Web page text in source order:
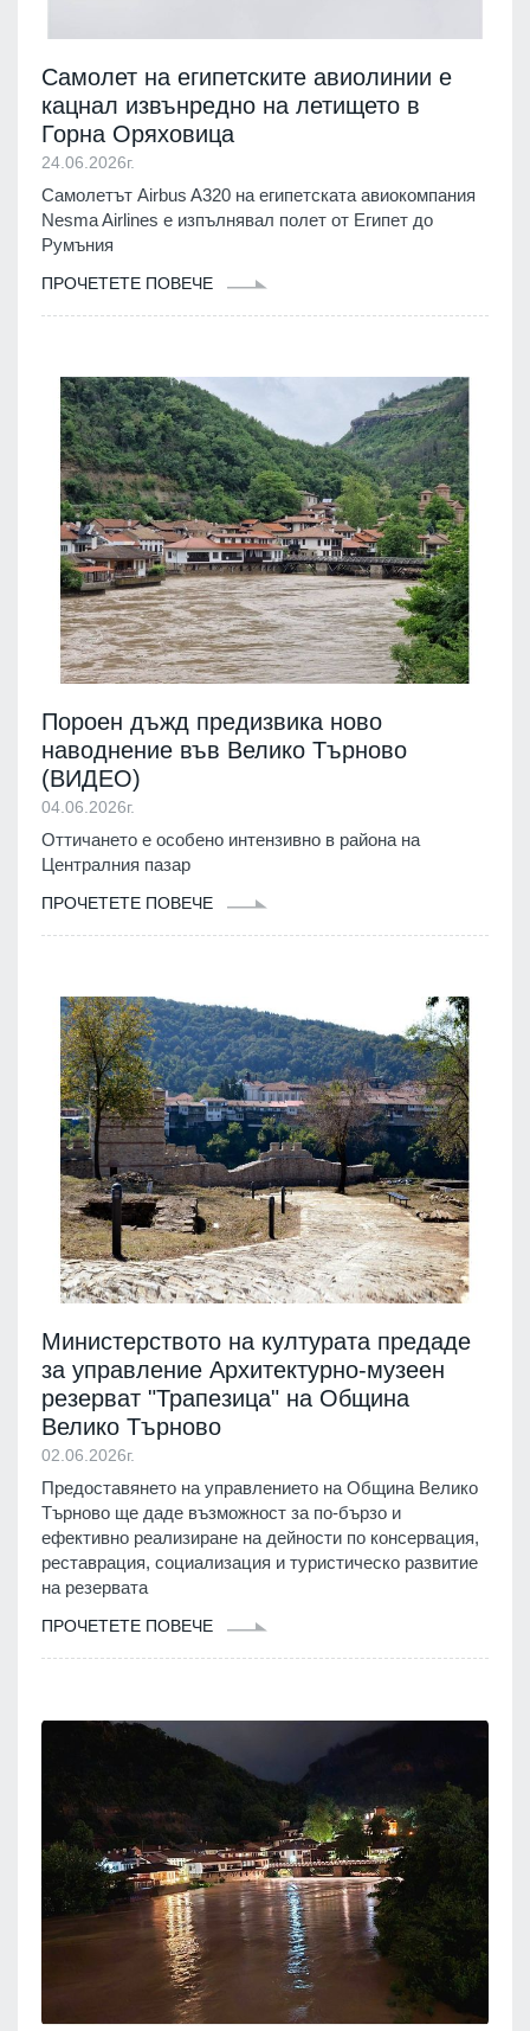
Самолет на египетските авиолинии е
кацнал извънредно на летището в
Горна Оряховица
24.06.2026г.
Самолетът Airbus A320 на египетската авиокомпания
Nesma Airlines е изпълнявал полет от Египет до
Румъния
ПРОЧЕТЕТЕ ПОВЕЧЕ
Пороен дъжд предизвика ново
наводнение във Велико Търново
(ВИДЕО)
04.06.2026г.
Оттичането е особено интензивно в района на
Централния пазар
ПРОЧЕТЕТЕ ПОВЕЧЕ
Министерството на културата предаде
за управление Архитектурно-музеен
резерват "Трапезица" на Община
Велико Търново
02.06.2026г.
Предоставянето на управлението на Община Велико
Търново ще даде възможност за по-бързо и
ефективно реализиране на дейности по консервация,
реставрация, социализация и туристическо развитие
на резервата
ПРОЧЕТЕТЕ ПОВЕЧЕ